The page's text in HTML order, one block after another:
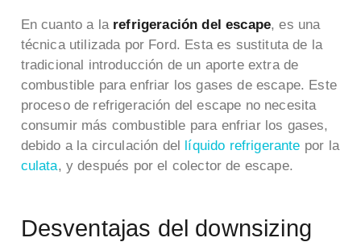
En cuanto a la refrigeración del escape, es una
técnica utilizada por Ford. Esta es sustituta de la
tradicional introducción de un aporte extra de
combustible para enfriar los gases de escape. Este
proceso de refrigeración del escape no necesita
consumir más combustible para enfriar los gases,
debido a la circulación del
líquido refrigerante por la
culata, y después por el colector de escape.
Desventajas del downsizing